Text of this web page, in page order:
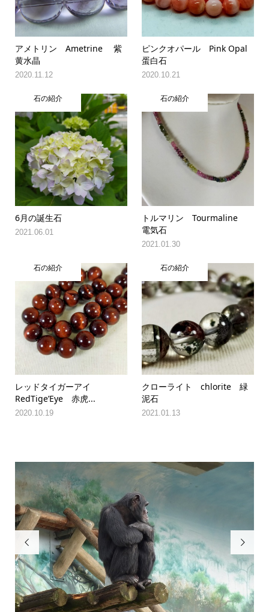
アメトリン Ametrine 紫
黄水晶
2020.11.12
ピンクオパール Pink Opal
蛋白石
2020.10.21
石の紹介
6月の誕生石
2021.06.01
石の紹介
トルマリン Tourmaline
電気石
2021.01.30
石の紹介
レッドタイガーアイ
RedTige’Eye 赤虎...
2020.10.19
石の紹介
クローライト chlorite 緑
泥石
2021.01.13
 